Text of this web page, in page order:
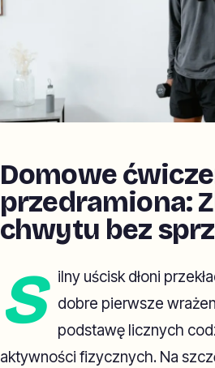
Domowe
przedramiona:
chwytu bez
S
ilny uścisk dłoni
dobre pierwsze
podstawę licznych
aktywności fizycznych. Na